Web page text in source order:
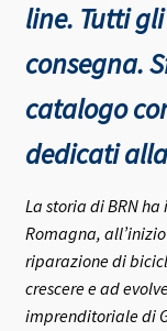
line. Tutti
consegna.
catalogo
dedicati
La storia di BRN
Romagna,
riparazione di
crescere e ad
imprenditoriale di